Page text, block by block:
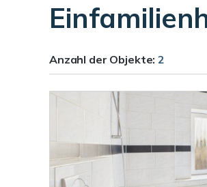
Anzahl der Objekte:2